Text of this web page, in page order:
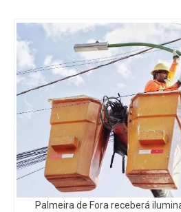
Palmeira de Fora receberá